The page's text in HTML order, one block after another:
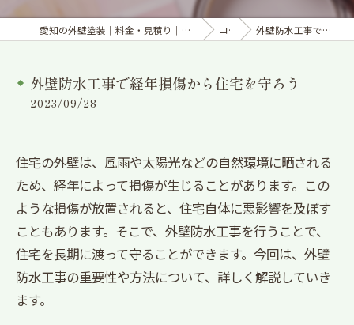
愛知の外壁塗装｜料金・見積り｜塗り替えなら「株式会社To be innovation.」へ コラム 外壁防水工事で経年損傷から住宅を守ろう
外壁防水工事で経年損傷から住宅を守ろう
2023/09/28
住宅の外壁は、風雨や太陽光などの自然環境に晒される
ため、経年によって損傷が生じることがあります。この
ような損傷が放置されると、住宅自体に悪影響を及ぼす
こともあります。そこで、外壁防水工事を行うことで、
住宅を長期に渡って守ることができます。今回は、外壁
防水工事の重要性や方法について、詳しく解説していき
ます。